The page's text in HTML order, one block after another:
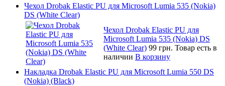
Чехол Drobak Elastic PU для Microsoft Lumia 535 (Nokia)
DS (White Clear)
Чехол Drobak Elastic PU для
Microsoft Lumia 535 (Nokia) DS
(White Clear) 99 грн. Товар есть в
наличии В корзину
Накладка Drobak Elastic PU для Microsoft Lumia 550 DS
(Nokia) (Black)